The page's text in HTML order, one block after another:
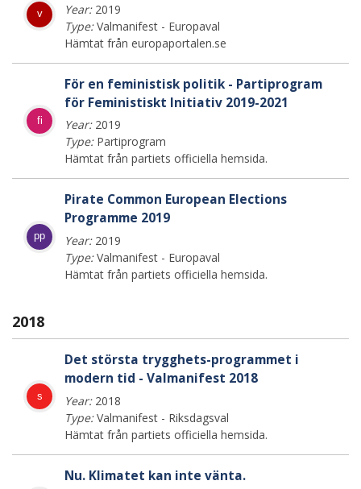
v Year:2019
Type:Valmanifest - Europaval
Hämtat från europaportalen.se
fi
För en feministisk politik - Partiprogram
för Feministiskt Initiativ 2019-2021
Year:2019
Type:Partiprogram
Hämtat från partiets officiella hemsida.
pp
Pirate Common European Elections
Programme 2019
Year:2019
Type:Valmanifest - Europaval
Hämtat från partiets officiella hemsida.
2018
s
Det största trygghets-programmet i
modern tid - Valmanifest 2018
Year:2018
Type:Valmanifest - Riksdagsval
Hämtat från partiets officiella hemsida.
Nu. Klimatet kan inte vänta.